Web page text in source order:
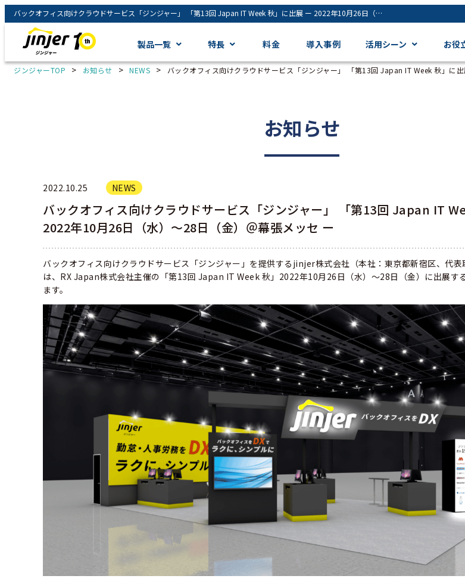
バックオフィス向けクラウドサービス「ジンジャー」 「第13回 Japan IT Week 秋」に出展 ー 2022年10月26日（水）～28日（金）＠幕張メッセ ー - ジンジャー（jinjer）｜統合型人事システム
製品一覧 特長 料金 導入事例 活用シーン お役
ジンジャーTOP > お知らせ > NEWS > バックオフィス向けクラウドサービス「ジンジャー」 「第13回 Japan IT Week 秋」に
お知らせ
2022.10.25 NEWS
バックオフィス向けクラウドサービス「ジンジャー」 「第13回 Japan IT
2022年10月26日（水）～28日（金）＠幕張メッセ ー
バックオフィス向けクラウドサービス「ジンジャー」を提供するjinjer株式会社（本社：東京都新宿区、代表
は、RX Japan株式会社主催の「第13回 Japan IT Week 秋」2022年10月26日（水）～28日（金）に出展す
ます。